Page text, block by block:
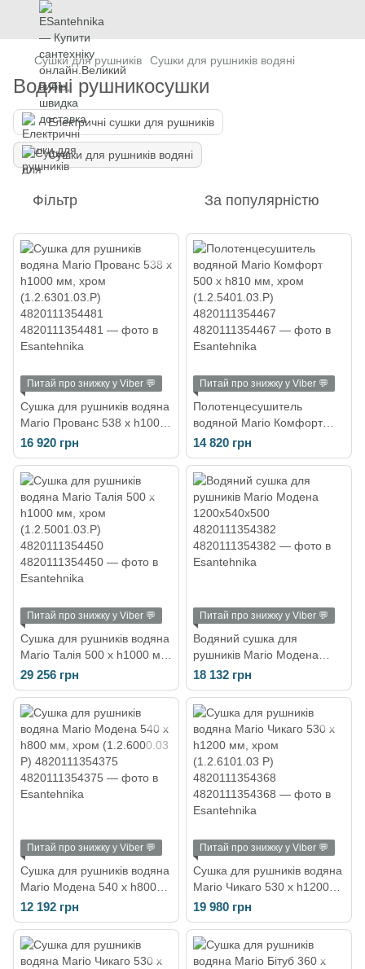
Сушки для рушників Сушки для рушників водяні
Водяні рушникосушки
Електричні сушки для рушників
Сушки для рушників водяні
Фільтр За популярністю
Питай про знижку у Viber 💬
Сушка для рушників водяна
Mario Прованс 538 х h1000
мм, хром (1.2.6301.03.Р)
4820111354481
16 920 грн
Питай про знижку у Viber 💬
Полотенцесушитель
водяной Mario Комфорт
500 х h810 мм, хром
(1.2.5401.03.Р)
4820111354467
14 820 грн
Питай про знижку у Viber 💬
Сушка для рушників водяна
Mario Талія 500 х h1000 мм,
хром (1.2.5001.03.Р)
4820111354450
29 256 грн
Питай про знижку у Viber 💬
Водяний сушка для
рушників Mario Модена
1200x540x500
4820111354382
18 132 грн
Питай про знижку у Viber 💬
Сушка для рушників водяна
Mario Модена 540 х h800
мм, хром (1.2.6000.03 Р)
4820111354375
12 192 грн
Питай про знижку у Viber 💬
Сушка для рушників водяна
Mario Чикаго 530 х h1200
мм, хром (1.2.6101.03 Р)
4820111354368
19 980 грн